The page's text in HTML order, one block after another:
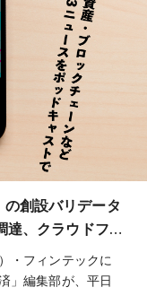
の創設バリデータ
達、クラウドフ…
・フィンテックに
」編集部が、平日